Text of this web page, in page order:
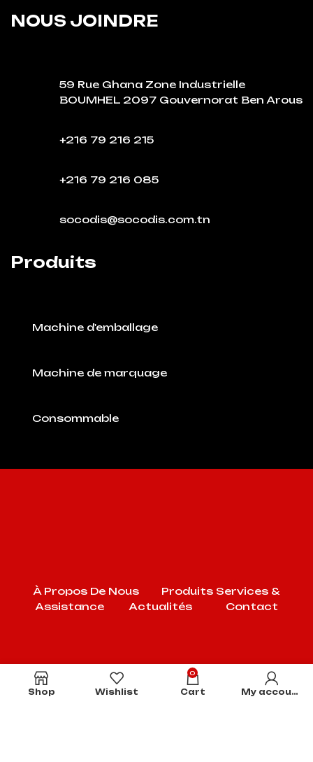
NOUS JOINDRE
59 Rue Ghana Zone Industrielle
BOUMHEL 2097 Gouvernorat Ben Arous
+216 79 216 215
+216 79 216 085
socodis@socodis.com.tn
Produits
Machine d'emballage
Machine de marquage
Consommable
À Propos De Nous Produits Services &
Assistance Actualités Contact
Shop Wishlist
0
Cart My account